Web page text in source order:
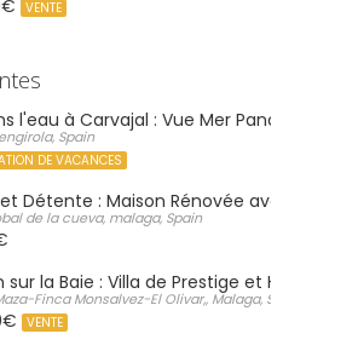
VENTE
l'eau à Carvajal : Vue Mer Panoramique
Spain
DE VACANCES
Détente : Maison Rénovée avec Grand
de la cueva, malaga, Spain
sur la Baie : Villa de Prestige et Horizon
Finca Monsalvez-El Olivar,, Malaga, Spain
VENTE